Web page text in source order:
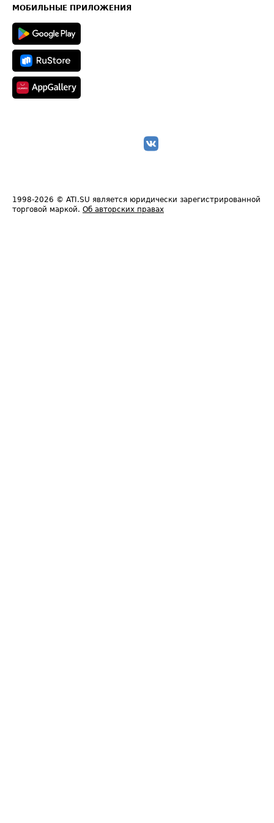
Техническая информация
МОБИЛЬНЫЕ ПРИЛОЖЕНИЯ
1998-2026 © ATI.SU является юридически зарегистрированной
торговой маркой. Об авторских правах